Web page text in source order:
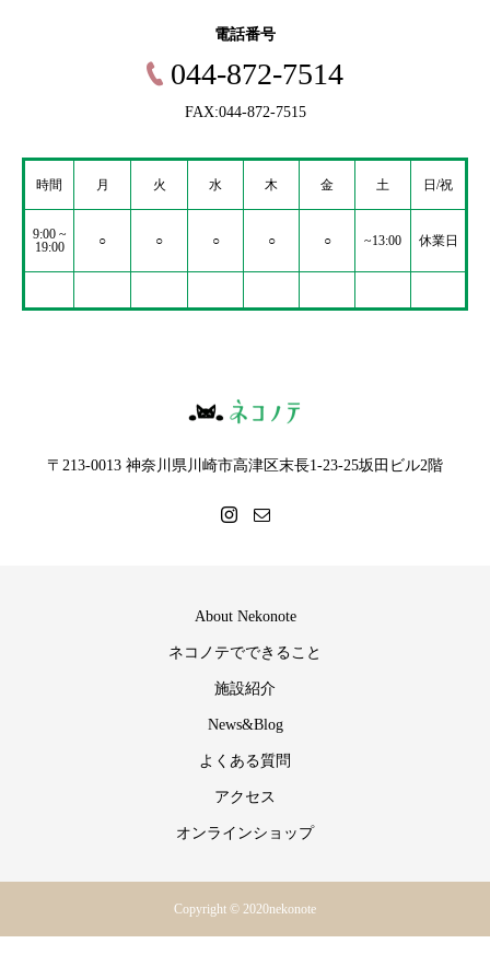
電話番号
044-872-7514
FAX:044-872-7515
時間 月 火 水 木 金 土 日/祝
9:00 ~
19:00
○ ○ ○ ○ ○ ~13:00 休業日
〒213-0013 神奈川県川崎市高津区末長1-23-25坂田ビル2階
About Nekonote
ネコノテでできること
施設紹介
News&Blog
よくある質問
アクセス
オンラインショップ
Copyright © 2020nekonote